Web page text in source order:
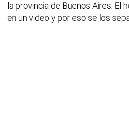
la provincia de Buenos Aires. El
en un video y por eso se los